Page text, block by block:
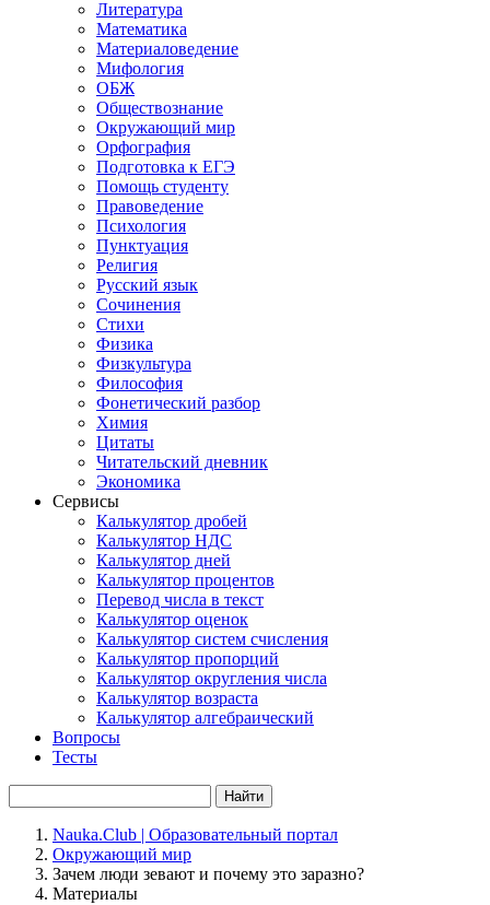
Литература
Математика
Материаловедение
Мифология
ОБЖ
Обществознание
Окружающий мир
Орфография
Подготовка к ЕГЭ
Помощь студенту
Правоведение
Психология
Пунктуация
Религия
Русский язык
Сочинения
Стихи
Физика
Физкультура
Философия
Фонетический разбор
Химия
Цитаты
Читательский дневник
Экономика
Сервисы
Калькулятор дробей
Калькулятор НДС
Калькулятор дней
Калькулятор процентов
Перевод числа в текст
Калькулятор оценок
Калькулятор систем счисления
Калькулятор пропорций
Калькулятор округления числа
Калькулятор возраста
Калькулятор алгебраический
Вопросы
Тесты
Найти
Nauka.Club | Образовательный портал
Окружающий мир
Зачем люди зевают и почему это заразно?
Материалы